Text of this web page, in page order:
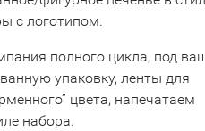
с логотипом.
полного цикла, под
упаковку, ленты для
цвета, напечатаем
набора.